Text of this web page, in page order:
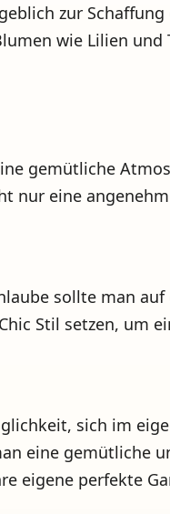
zur
wie Lilien
gemütliche
nur eine
sollte man
Stil setzen, um
sich im
eine gemütliche
eigene perfekte